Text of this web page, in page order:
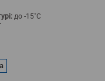
до -15˚С